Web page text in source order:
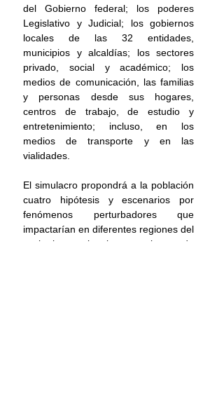
del Gobierno federal; los poderes
Legislativo y Judicial; los gobiernos
locales de las 32 entidades,
municipios y alcaldías; los sectores
privado, social y académico; los
medios de comunicación, las familias
y personas desde sus hogares,
centros de trabajo, de estudio y
entretenimiento; incluso, en los
medios de transporte y en las
vialidades.
El simulacro propondrá a la población
cuatro hipótesis y escenarios por
fenómenos perturbadores que
impactarían en diferentes regiones del
territorio nacional: un sismo de